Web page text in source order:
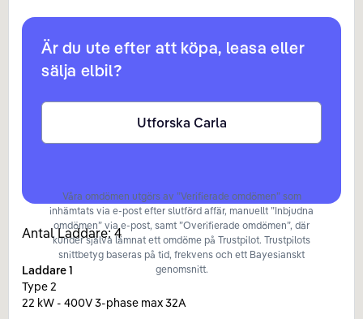
Är du ute efter att köpa, leasa eller
sälja elbil?
Utforska Carla
Våra omdömen utgörs av ”Verifierade omdömen” som
inhämtats via e-post efter slutförd affär, manuellt ”Inbjudna
omdömen” via e-post, samt ”Overifierade omdömen”, där
kunder själva lämnat ett omdöme på Trustpilot. Trustpilots
snittbetyg baseras på tid, frekvens och ett Bayesianskt
genomsnitt.
Antal Laddare:4
Laddare1
Type 2
22 kW - 400V 3-phase max 32A